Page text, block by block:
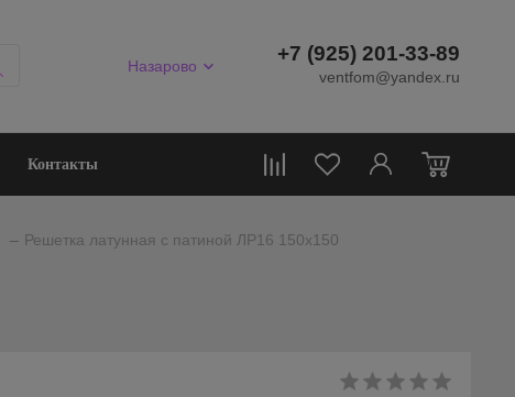
Назарово
+7 (925) 201-33-89
ventfom@yandex.ru
0
Контакты
Решетка латунная с патиной ЛР16 150х150